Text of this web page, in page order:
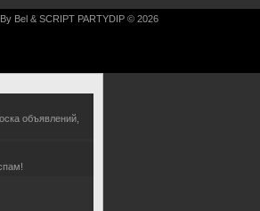
By Bel & SCRIPT PARTYDIP © 2026